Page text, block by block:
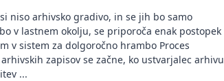
niso arhivsko gradivo, in se jih bo samo
v lastnem okolju, se priporoča enak postopek
v sistem za dolgoročno hrambo Proces
zapisov se začne, ko ustvarjalec arhivu
...